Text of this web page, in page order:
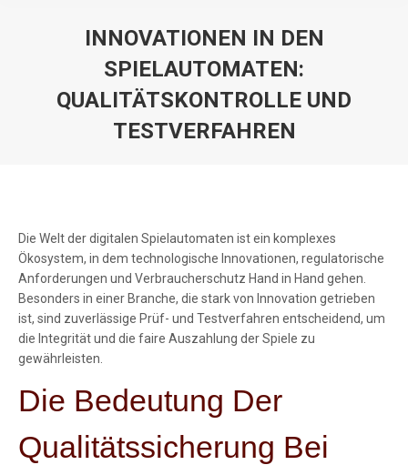
INNOVATIONEN IN DEN
SPIELAUTOMATEN:
QUALITÄTSKONTROLLE UND
TESTVERFAHREN
Die Welt der digitalen Spielautomaten ist ein komplexes
Ökosystem, in dem technologische Innovationen, regulatorische
Anforderungen und Verbraucherschutz Hand in Hand gehen.
Besonders in einer Branche, die stark von Innovation getrieben
ist, sind zuverlässige Prüf- und Testverfahren entscheidend, um
die Integrität und die faire Auszahlung der Spiele zu
gewährleisten.
Die Bedeutung Der
Qualitätssicherung Bei